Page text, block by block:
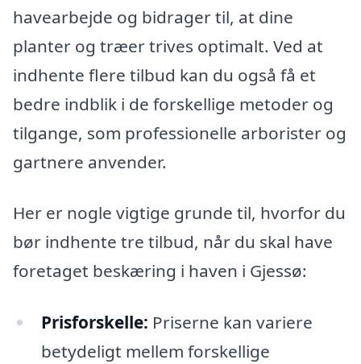
havearbejde og bidrager til, at dine
planter og træer trives optimalt. Ved at
indhente flere tilbud kan du også få et
bedre indblik i de forskellige metoder og
tilgange, som professionelle arborister og
gartnere anvender.
Her er nogle vigtige grunde til, hvorfor du
bør indhente tre tilbud, når du skal have
foretaget beskæring i haven i Gjessø:
Prisforskelle: Priserne kan variere
betydeligt mellem forskellige